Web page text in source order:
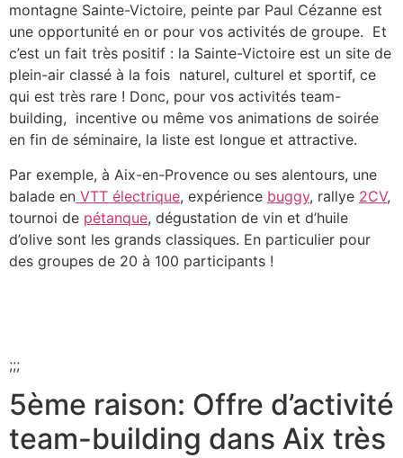
montagne Sainte-Victoire, peinte par Paul Cézanne est
une opportunité en or pour vos activités de groupe. Et
c’est un fait très positif : la Sainte-Victoire est un site de
plein-air classé à la fois naturel, culturel et sportif, ce
qui est très rare ! Donc, pour vos activités team-
building, incentive ou même vos animations de soirée
en fin de séminaire, la liste est longue et attractive.
Par exemple, à Aix-en-Provence ou ses alentours, une
balade en VTT électrique, expérience buggy, rallye 2CV,
tournoi de pétanque, dégustation de vin et d’huile
d’olive sont les grands classiques. En particulier pour
des groupes de 20 à 100 participants !
;;;
5ème raison: Offre d’activité
team-building dans Aix très